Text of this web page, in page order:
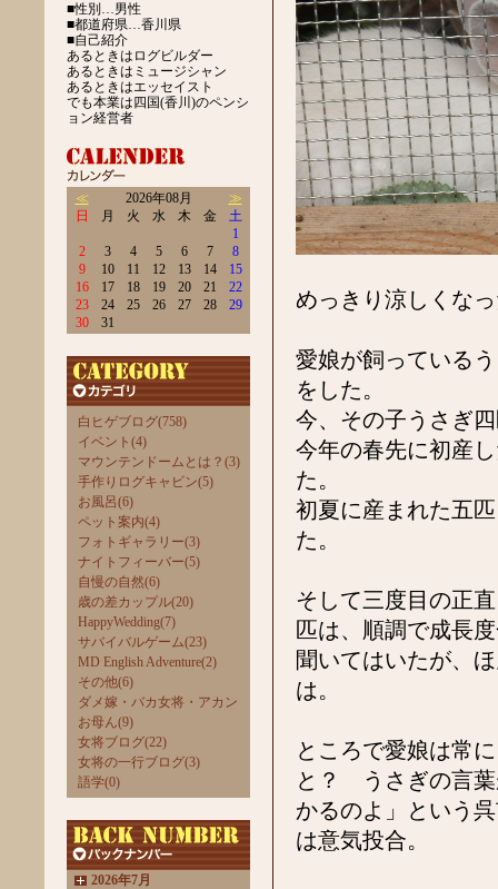
■性別…男性
■都道府県…香川県
■自己紹介
あるときはログビルダー
あるときはミュージシャン
あるときはエッセイスト
でも本業は四国(香川)のペンシ
ョン経営者
≪ 2026年08月
≫
日
月 火 水 木 金
土
1
2
3 4 5 6 7
8
9
10 11 12 13 14
15
16
17 18 19 20 21
22
23
24 25 26 27 28
29
30
31
白ヒゲブログ(758)
イベント(4)
マウンテンドームとは？(3)
手作りログキャビン(5)
お風呂(6)
ペット案内(4)
フォトギャラリー(3)
ナイトフィーバー(5)
自慢の自然(6)
歳の差カップル(20)
HappyWedding(7)
サバイバルゲーム(23)
MD English Adventure(2)
その他(6)
ダメ嫁・バカ女将・アカン
お母ん(9)
女将ブログ(22)
女将の一行ブログ(3)
語学(0)
2026年7月
めっきり涼しくな
愛娘が飼っている
をした。
今、その子うさぎ
今年の春先に初産
た。
初夏に産まれた五
た。
そして三度目の正
匹は、順調で成長
聞いてはいたが、
は。
ところで愛娘は常
と？ うさぎの言葉
かるのよ」という
は意気投合。